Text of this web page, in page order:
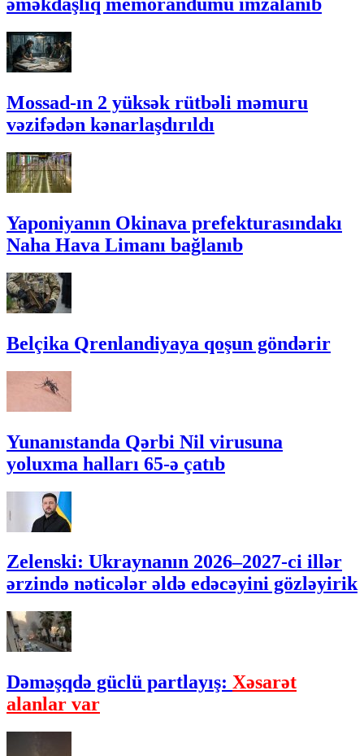
əməkdaşlıq memorandumu imzalanıb
Mossad-ın 2 yüksək rütbəli məmuru
vəzifədən kənarlaşdırıldı
Yaponiyanın Okinava prefekturasındakı
Naha Hava Limanı bağlanıb
Belçika Qrenlandiyaya qoşun göndərir
Yunanıstanda Qərbi Nil virusuna
yoluxma halları 65-ə çatıb
Zelenski: Ukraynanın 2026–2027-ci illər
ərzində nəticələr əldə edəcəyini gözləyirik
Dəməşqdə güclü partlayış: Xəsarət
alanlar var